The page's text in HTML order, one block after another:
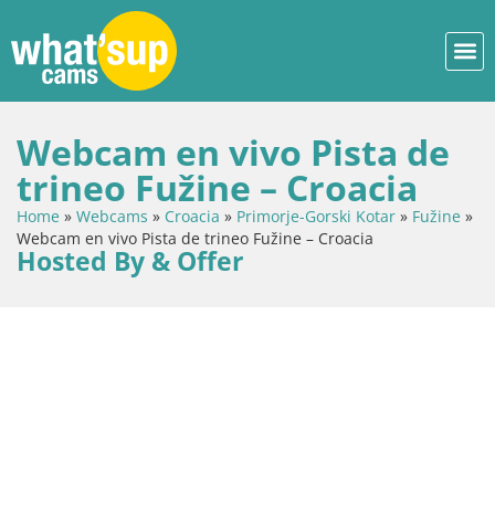
Webcam en vivo Pista de
trineo Fužine – Croacia
Home » Webcams » Croacia » Primorje-Gorski Kotar » Fužine »
Webcam en vivo Pista de trineo Fužine – Croacia
Hosted By & Offer